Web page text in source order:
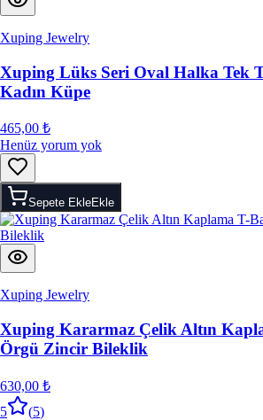
Xuping Jewelry
Xuping Lüks Seri Oval Halka Tek
Kadın Küpe
465,00 ₺
Henüz yorum yok
Sepete EkleEkle
Xuping Jewelry
Xuping Kararmaz Çelik Altın
Örgü Zincir Bileklik
630,00 ₺
5
(5)